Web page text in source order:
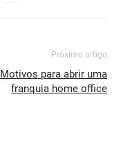
Próximo artigo
Motivos para abrir uma
franquia home office